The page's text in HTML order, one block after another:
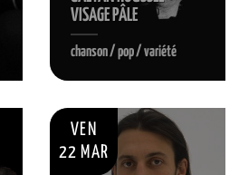
VISAGE PÂLE
chanson / pop / variété
VEN
22 MAR